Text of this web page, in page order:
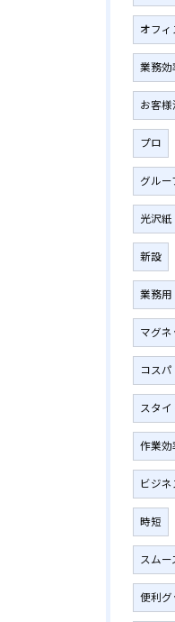
オフ
業務効
お客様
プロ
グルー
光沢紙
新設
業務用
マグネ
コスパ
スタイ
作業効
ビジネ
時短
スムー
便利グ